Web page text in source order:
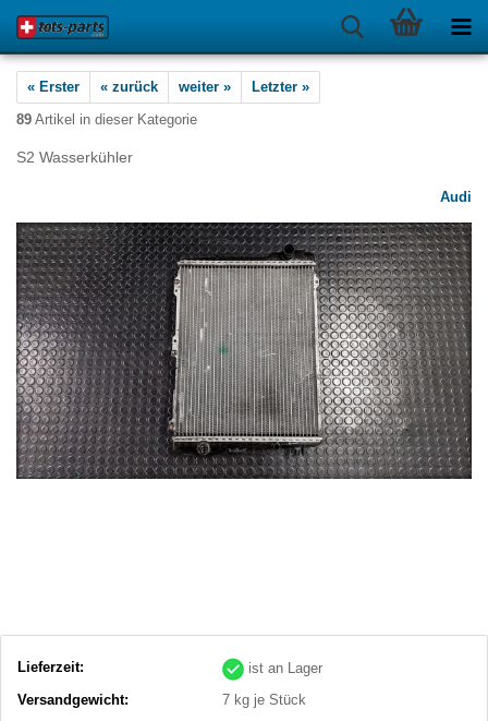
« Erster « zurück weiter »
Letzter »
89 Artikel in dieser Kategorie
S2 Wasserkühler
Audi
Lieferzeit:
ist an Lager
Versandgewicht:
7 kg je Stück